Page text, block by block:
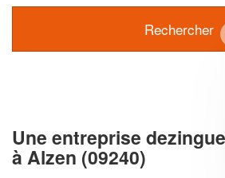
Une entreprise
à Alzen (09240)
Vous
vosmargestout
nouveaux clients !